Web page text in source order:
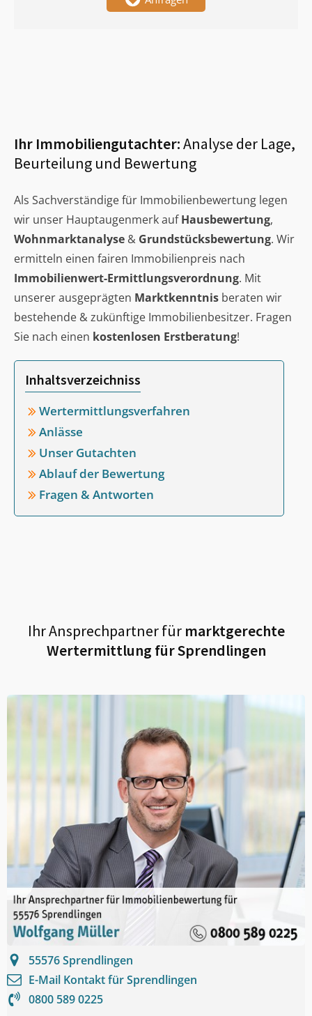
Ihr Immobiliengutachter:Analyse der Lage,
Beurteilung und Bewertung
Als Sachverständige für Immobilienbewertung legen
wir unser Hauptaugenmerk aufHausbewertung,
Wohnmarktanalyse & Grundstücksbewertung. Wir
ermitteln einen fairen Immobilienpreis nach
Immobilienwert-Ermittlungsverordnung. Mit
unserer ausgeprägten Marktkenntnis beraten wir
bestehende & zukünftige Immobilienbesitzer. Fragen
Sie nach einen kostenlosen Erstberatung!
Inhaltsverzeichniss
Wertermittlungsverfahren
Anlässe
Unser Gutachten
Ablauf der Bewertung
Fragen & Antworten
Ihr Ansprechpartner fürmarktgerechte
Wertermittlung fürSprendlingen
55576Sprendlingen
E-Mail Kontakt fürSprendlingen
0800 589 0225